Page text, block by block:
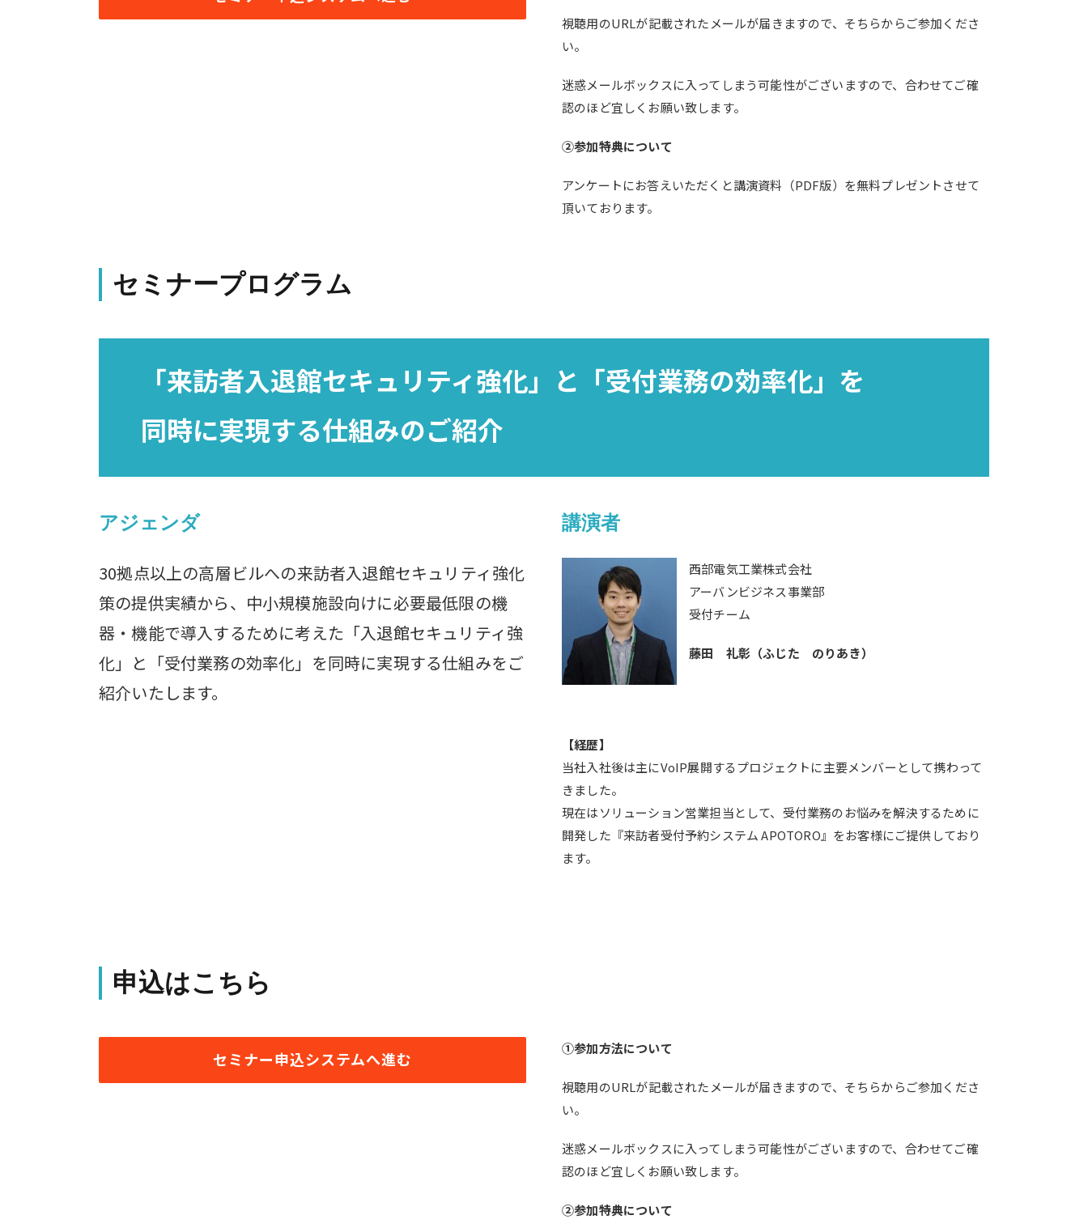
視聴用のURLが記載されたメールが届きますので、そちらからご参加くださ
い。
迷惑メールボックスに入ってしまう可能性がございますので、合わせてご確
認のほど宜しくお願い致します。
②参加特典について
アンケートにお答えいただくと講演資料（PDF版）を無料プレゼントさせて
頂いております。
セミナープログラム
「来訪者入退館セキュリティ強化」と「受付業務の効率化」を
同時に実現する仕組みのご紹介
アジェンダ
30拠点以上の高層ビルへの来訪者入退館セキュリティ強化
策の提供実績から、中小規模施設向けに必要最低限の機
器・機能で導入するために考えた「入退館セキュリティ強
化」と「受付業務の効率化」を同時に実現する仕組みをご
紹介いたします。
講演者
西部電気工業株式会社
アーバンビジネス事業部
受付チーム
藤田 礼彰（ふじた のりあき）
【経歴】
当社入社後は主にVoIP展開するプロジェクトに主要メンバーとして携わって
きました。
現在はソリューション営業担当として、受付業務のお悩みを解決するために
開発した『来訪者受付予約システム APOTORO』をお客様にご提供しており
ます。
申込はこちら
セミナー申込システムへ進む
①参加方法について
視聴用のURLが記載されたメールが届きますので、そちらからご参加くださ
い。
迷惑メールボックスに入ってしまう可能性がございますので、合わせてご確
認のほど宜しくお願い致します。
②参加特典について